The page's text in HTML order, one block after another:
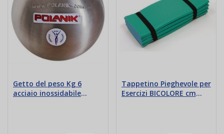
Getto del peso Kg 6
acciaio inossidabile
Tappetino Pieghevole per
Esercizi BICOLORE cm